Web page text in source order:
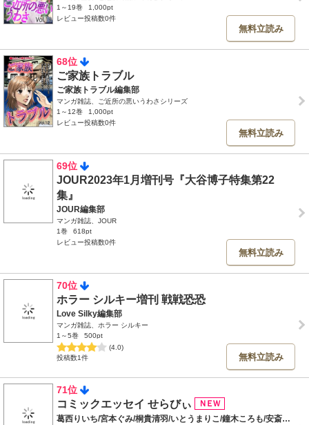
1～19巻
1,000pt
レビュー投稿数0件
無料立読み
68位
ご家族トラブル
ご家族トラブル編集部
マンガ雑誌、ご近所の悪いうわさシリーズ
1～12巻
1,000pt
レビュー投稿数0件
無料立読み
69位
JOUR2023年1月増刊号『大谷博子特集第22
集』
JOUR編集部
マンガ雑誌、JOUR
1巻
618pt
レビュー投稿数0件
無料立読み
70位
ホラー シルキー増刊 戦戦恐恐
Love Silky編集部
マンガ雑誌、ホラー シルキー
1～5巻
500pt
(4.0)
投稿数1件
無料立読み
71位
コミックエッセイ せらびぃ
葛西りいち/宮本ぐみ/桐貴清羽/いとうまりこ/鐘木ころも/安斎かなえ/流光七奈/後藤羽矢子/村田らむ/西アズナブル/初木雁/Ω子/カナメキヌコ/リオ/こいけまり/おくぞのえみ/高岡大祐/尾形未紀/せらびぃ編集部